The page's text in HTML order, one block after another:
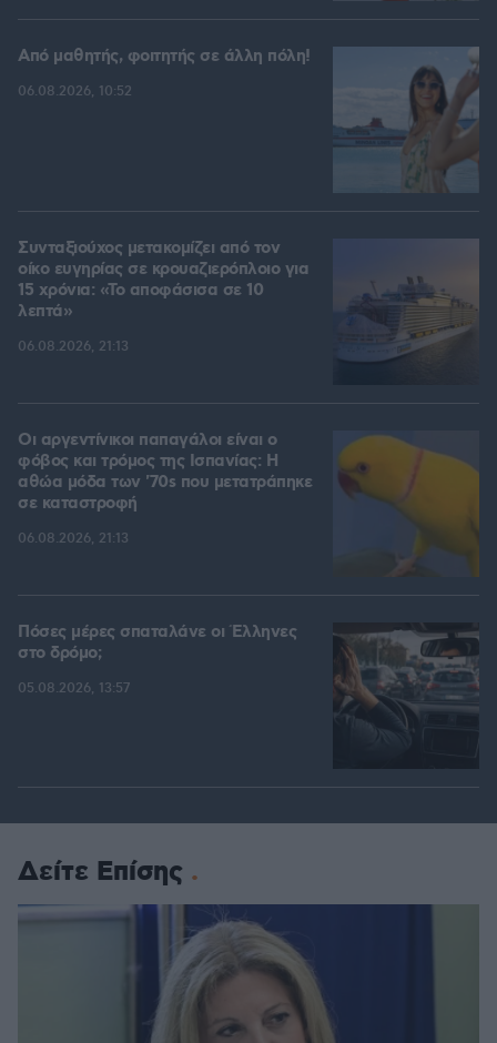
Από μαθητής, φοιτητής σε άλλη πόλη!
06.08.2026, 10:52
Συνταξιούχος μετακομίζει από τον
οίκο ευγηρίας σε κρουαζιερόπλοιο για
15 χρόνια: «Το αποφάσισα σε 10
λεπτά»
06.08.2026, 21:13
Οι αργεντίνικοι παπαγάλοι είναι ο
φόβος και τρόμος της Ισπανίας: Η
αθώα μόδα των '70s που μετατράπηκε
σε καταστροφή
06.08.2026, 21:13
Πόσες μέρες σπαταλάνε οι Έλληνες
στο δρόμο;
05.08.2026, 13:57
Δείτε Επίσης